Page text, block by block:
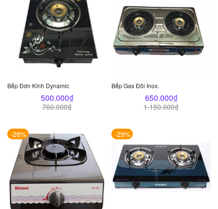
Bếp Đơn Kính Dynamic
760.000₫
500.000₫
Bếp Gas Đôi Inox.
1.150.000₫
650.000₫
-28% -29%